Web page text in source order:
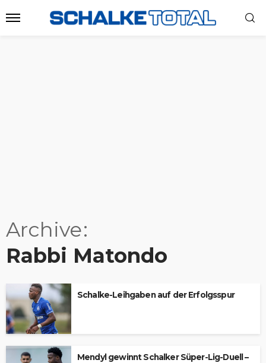
Archive
Rabbi Matondo
Schalke-Leihgaben auf der Erfolgsspur
Mendyl gewinnt Schalker Süper-Lig-Duell –